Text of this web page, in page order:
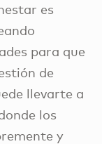
es
para que
de
llevarte a
los
y